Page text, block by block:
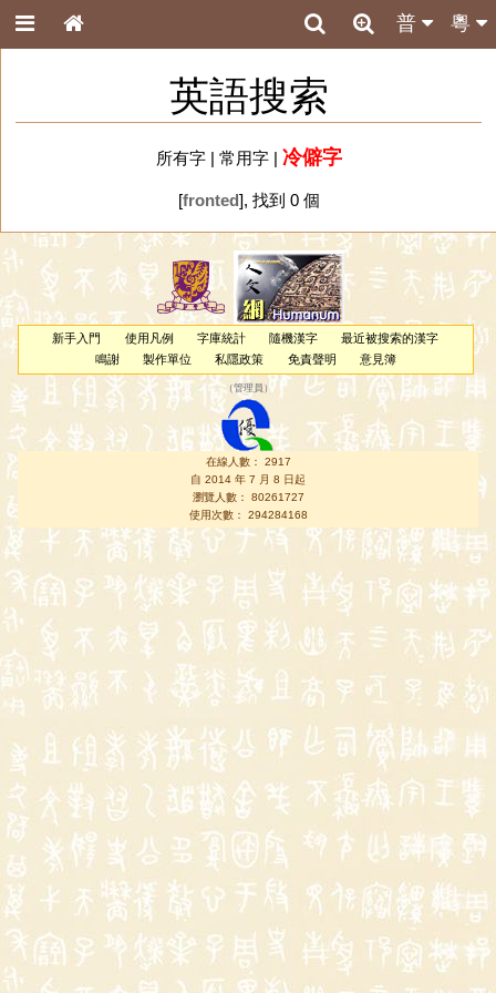
粵
普
英語搜索
所有字| 常用字| 冷僻字
[fronted], 找到 0 個
新手入門 使用凡例 字庫統計 隨機漢字
最近被搜索的漢字
鳴謝
製作單位 私隱政策 免責聲明 意見簿
（管理員 ）
在線人數： 2917
自 2014 年 7 月 8 日起
瀏覽人數： 80261727
使用次數： 294284168